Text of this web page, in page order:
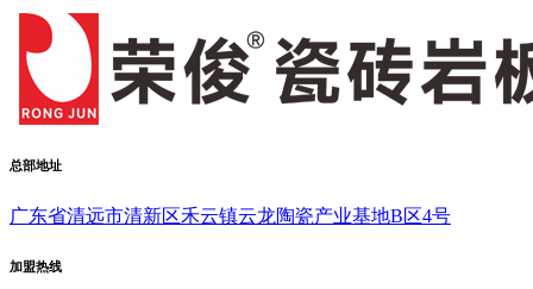
总部地址
广东省清远市清新区禾云镇云龙陶瓷产业基地B区4号
加盟热线